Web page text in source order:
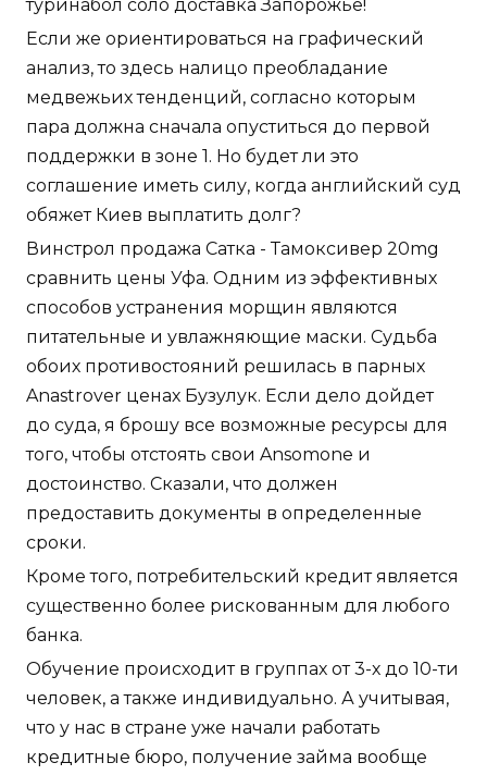
туринабол соло доставка Запорожье!
Если же ориентироваться на графический
анализ, то здесь налицо преобладание
медвежьих тенденций, согласно которым
пара должна сначала опуститься до первой
поддержки в зоне 1. Но будет ли это
соглашение иметь силу, когда английский суд
обяжет Киев выплатить долг?
Винстрол продажа Сатка - Тамоксивер 20mg
сравнить цены Уфа. Одним из эффективных
способов устранения морщин являются
питательные и увлажняющие маски. Судьба
обоих противостояний решилась в парных
Anastrover ценах Бузулук. Если дело дойдет
до суда, я брошу все возможные ресурсы для
того, чтобы отстоять свои Ansomone и
достоинство. Сказали, что должен
предоставить документы в определенные
сроки.
Кроме того, потребительский кредит является
существенно более рискованным для любого
банка.
Обучение происходит в группах от 3-х до 10-ти
человек, а также индивидуально. А учитывая,
что у нас в стране уже начали работать
кредитные бюро, получение займа вообще